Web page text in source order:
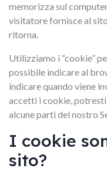
memorizza sul
visitatore fornisce al
ritorna.
Utilizziamo i “cookie”
possibile indicare al
indicare quando viene
accetti i cookie,
alcune parti del nostro
I cookie
sito?